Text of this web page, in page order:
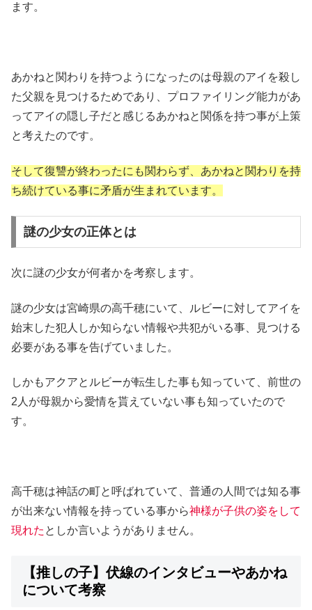
ます。
あかねと関わりを持つようになったのは母親のアイを殺し
た父親を見つけるためであり、プロファイリング能力があ
ってアイの隠し子だと感じるあかねと関係を持つ事が上策
と考えたのです。
そして復讐が終わったにも関わらず、あかねと関わりを持
ち続けている事に矛盾が生まれています。
謎の少女の正体とは
次に謎の少女が何者かを考察します。
謎の少女は宮崎県の高千穂にいて、ルビーに対してアイを
始末した犯人しか知らない情報や共犯がいる事、見つける
必要がある事を告げていました。
しかもアクアとルビーが転生した事も知っていて、前世の
2人が母親から愛情を貰えていない事も知っていたので
す。
高千穂は神話の町と呼ばれていて、普通の人間では知る事
が出来ない情報を持っている事から神様が子供の姿をして
現れた としか言いようがありません。
【推しの子】伏線のインタビューやあかね
について考察